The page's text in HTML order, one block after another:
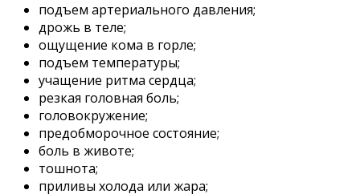
подъем артериального давления;
дрожь в теле;
ощущение кома в горле;
подъем температуры;
учащение ритма сердца;
резкая головная боль;
головокружение;
предобморочное состояние;
боль в животе;
тошнота;
приливы холода или жара;